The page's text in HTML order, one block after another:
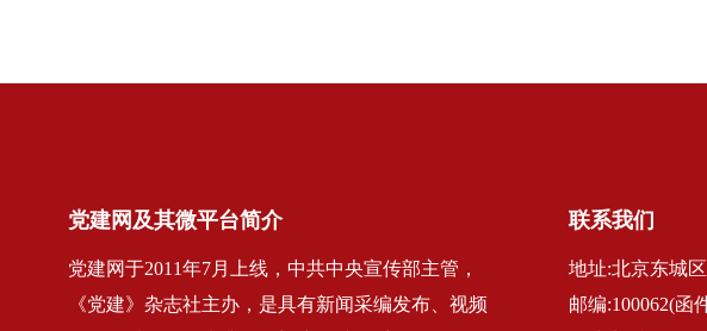
党建网及其微平台简介
党建网于2011年7月上线，中共中央宣传部主管，
《党建》杂志社主办，是具有新闻采编发布、视频
联系我们
地址:北京东城
邮编:100062(函